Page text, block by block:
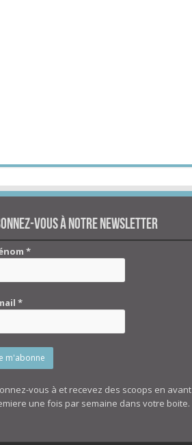
vous à notre newsletter
*
*
vous à et recevez des scoops en avant
une fois par semaine dans votre boite.